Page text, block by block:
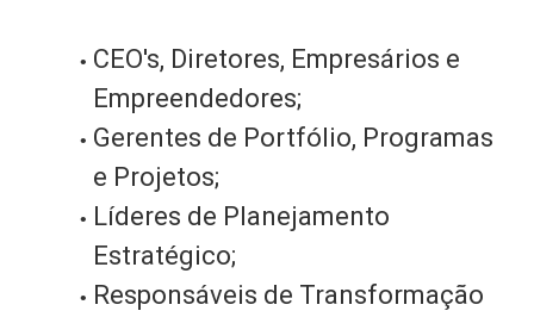
CEO's, Diretores, Empresários e
Empreendedores;
Gerentes de Portfólio, Programas
e Projetos;
Líderes de Planejamento
Estratégico;
Responsáveis de Transformação